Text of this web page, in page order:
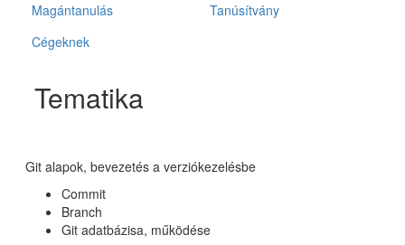
Magántanulás
Tanúsítvány
Cégeknek
Tematika
Git alapok, bevezetés a verziókezelésbe
Commit
Branch
Git adatbázisa, működése